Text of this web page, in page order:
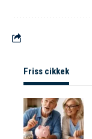
Friss cikkek